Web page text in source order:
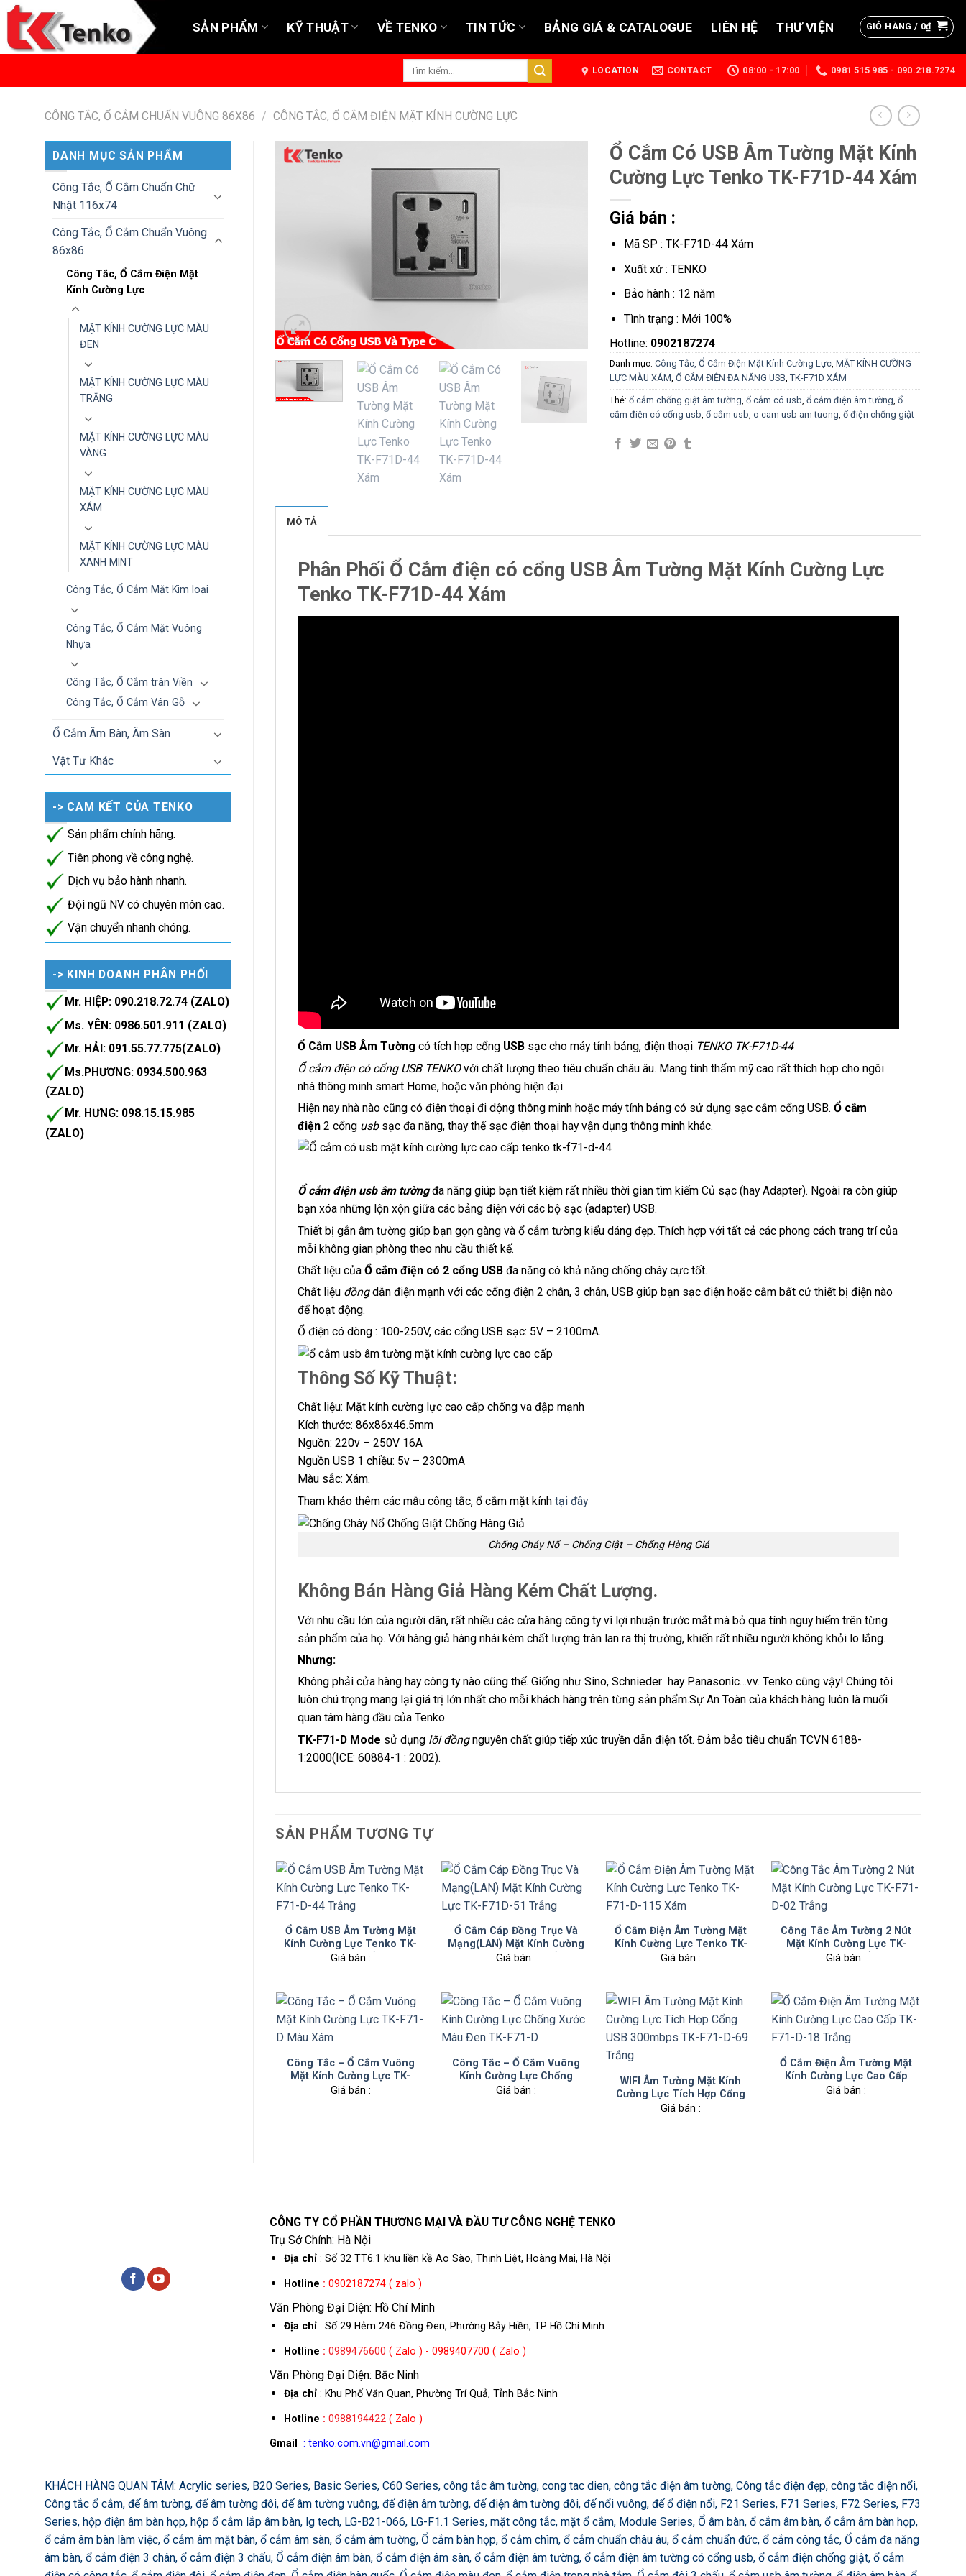
Skip
content
SẢN PHẨM KỸ THUẬT VỀ TENKO TIN TỨC BẢNG GIÁ & CATALOGUE LIÊN HỆ THƯ VIỆN GIỎ HÀNG / 0₫
LOCATION CONTACT 08:00 - 17:00 0981 515 985 - 090.218.7274
CÔNG TẮC, Ổ CẮM CHUẨN VUÔNG 86X86 / CÔNG TẮC, Ổ CẮM ĐIỆN MẶT KÍNH CƯỜNG LỰC
DANH MỤC SẢN PHẨM
Công Tắc, Ổ Cắm Chuẩn Chữ
Nhật 116x74
Công Tắc, Ổ Cắm Chuẩn Vuông
86x86
Công Tắc, Ổ Cắm Điện Mặt
Kính Cường Lực
MẶT KÍNH CƯỜNG LỰC MÀU
ĐEN
MẶT KÍNH CƯỜNG LỰC MÀU
TRẮNG
MẶT KÍNH CƯỜNG LỰC MÀU
VÀNG
MẶT KÍNH CƯỜNG LỰC MÀU
XÁM
MẶT KÍNH CƯỜNG LỰC MÀU
XANH MINT
Công Tắc, Ổ Cắm Mặt Kim loại
Công Tắc, Ổ Cắm Mặt Vuông
Nhựa
Công Tắc, Ổ Cắm tràn Viền
Công Tắc, Ổ Cắm Vân Gỗ
Ổ Cắm Âm Bàn, Âm Sàn
Vật Tư Khác
-> CAM KẾT CỦA TENKO
Sản phẩm chính hãng.
Tiên phong về công nghệ.
Dịch vụ bảo hành nhanh.
Đội ngũ NV có chuyên môn cao.
Vận chuyển nhanh chóng.
-> KINH DOANH PHÂN PHỐI
Mr. HIỆP: 090.218.72.74 (ZALO)
Ms. YÊN: 0986.501.911 (ZALO)
Mr. HẢI: 091.55.77.775(ZALO)
Ms.PHƯƠNG: 0934.500.963
(ZALO)
Mr. HƯNG: 098.15.15.985
(ZALO)
Ổ Cắm Có USB Âm Tường Mặt Kính
Cường Lực Tenko TK-F71D-44 Xám
Giá bán :
Mã SP : TK-F71D-44 Xám
Xuất xứ : TENKO
Bảo hành : 12 năm
Tình trạng : Mới 100%
Hotline: 0902187274
Danh mục: Công Tắc, Ổ Cắm Điện Mặt Kính Cường Lực, MẶT KÍNH CƯỜNG
LỰC MÀU XÁM, Ổ CẮM ĐIỆN ĐA NĂNG USB, TK-F71D XÁM
Thẻ: ổ cắm chống giật âm tường, ổ cắm có usb, ổ cắm điện âm tường, ổ
cắm điện có cổng usb, ổ cắm usb, o cam usb am tuong, ổ điện chống giật
MÔ TẢ
Phân Phối Ổ Cắm điện có cổng USB Âm Tường Mặt Kính Cường Lực
Tenko TK-F71D-44 Xám
Ổ Cắm USB Âm Tường có tích hợp cổng USB sạc cho máy tính bảng, điện thoại TENKO TK-F71D-44
Ổ cắm điện có cổng USB TENKOvới chất lượng theo tiêu chuẩn châu âu. Mang tính thẩm mỹ cao rất thích hợp cho ngôi
nhà thông minh smart Home, hoặc văn phòng hiện đại.
Hiện nay nhà nào cũng có điện thoại đi dộng thông minh hoặc máy tính bảng có sử dụng sạc cắm cổng USB. Ổ cắm
điện 2 cổng usbsạc đa năng, thay thế sạc điện thoại hay vận dụng thông minh khác.
Ổ cắm điện usb âm tườngđa năng giúp bạn tiết kiệm rất nhiều thời gian tìm kiếm Củ sạc (hay Adapter). Ngoài ra còn giúp
bạn xóa những lộn xộn giữa các bảng điện với các bộ sạc (adapter) USB.
Thiết bị gắn âm tường giúp bạn gọn gàng và ổ cắm tường kiểu dáng đẹp. Thích hợp với tất cả các phong cách trang trí của
mỗi không gian phòng theo nhu cầu thiết kế.
Chất liệu của Ổ cắm điện có 2 cổng USB đa năng có khả năng chống cháy cực tốt.
Chất liệu đồngdẫn điện mạnh với các cổng điện 2 chân, 3 chân, USB giúp bạn sạc điện hoặc cắm bất cứ thiết bị điện nào
để hoạt động.
Ổ điện có dòng : 100-250V, các cổng USB sạc: 5V – 2100mA.
Thông Số Kỹ Thuật:
Chất liệu: Mặt kính cường lực cao cấp chống va đập mạnh
Kích thước: 86x86x46.5mm
Nguồn: 220v – 250V 16A
Nguồn USB 1 chiều: 5v – 2300mA
Màu sắc: Xám.
Tham khảo thêm các mẫu công tắc, ổ cắm mặt kính tại đây
Chống Cháy Nổ – Chống Giật – Chống Hàng Giả
Không Bán Hàng Giả Hàng Kém Chất Lượng.
Với nhu cầu lớn của người dân, rất nhiều các cửa hàng công ty vì lợi nhuận trước mắt mà bỏ qua tính nguy hiểm trên từng
sản phẩm của họ. Với hàng giả hàng nhái kém chất lượng tràn lan ra thị trường, khiến rất nhiều người không khỏi lo lắng.
Nhưng:
Không phải cửa hàng hay công ty nào cũng thế. Giống như Sino, Schnieder hay Panasonic…vv. Tenko cũng vậy! Chúng tôi
luôn chú trọng mang lại giá trị lớn nhất cho mỗi khách hàng trên từng sản phẩm.Sự An Toàn của khách hàng luôn là muối
quan tâm hàng đầu của Tenko.
TK-F71-D Mode sử dụng lõi đồngnguyên chất giúp tiếp xúc truyền dẫn điện tốt. Đảm bảo tiêu chuẩn TCVN 6188-
1:2000(ICE: 60884-1 : 2002).
SẢN PHẨM TƯƠNG TỰ
Ổ Cắm USB Âm Tường Mặt
Kính Cường Lực Tenko TK-
F71-D-44 Trắng
Giá bán :
Ổ Cắm Cáp Đồng Trục Và
Mạng(LAN) Mặt Kính Cường
Lực TK-F71D-51 Trắng
Giá bán :
Ổ Cắm Điện Âm Tường Mặt
Kính Cường Lực Tenko TK-
F71-D-115 Xám
Giá bán :
Công Tắc Âm Tường 2 Nút
Mặt Kính Cường Lực TK-
F71-D-02 Trắng
Giá bán :
Công Tắc – Ổ Cắm Vuông
Mặt Kính Cường Lực TK-
F71-D Màu Xám
Giá bán :
Công Tắc – Ổ Cắm Vuông
Kính Cường Lực Chống
Xước Màu Đen TK-F71-D
Giá bán :
WIFI Âm Tường Mặt Kính
Cường Lực Tích Hợp Cổng
USB 300mbps TK-F71-D-69
Giá bán :
Ổ Cắm Điện Âm Tường Mặt
Kính Cường Lực Cao Cấp
TK-F71-D-18 Trắng
Giá bán :
CÔNG TY CỔ PHẦN THƯƠNG MẠI VÀ ĐẦU TƯ CÔNG NGHỆ TENKO
Trụ Sở Chính: Hà Nội
Địa chỉ : Số 32 TT6.1 khu liền kề Ao Sào, Thịnh Liệt, Hoàng Mai, Hà Nội
Hotline : 0902187274 ( zalo )
Văn Phòng Đại Diện: Hồ Chí Minh
Địa chỉ : Số 29 Hẻm 246 Đồng Đen, Phường Bảy Hiền, TP Hồ Chí Minh
Hotline : 0989476600 ( Zalo ) - 0989407700 ( Zalo )
Văn Phòng Đại Diện: Bắc Ninh
Địa chỉ : Khu Phố Văn Quan, Phường Trí Quả, Tỉnh Bắc Ninh
Hotline : 0988194422 ( Zalo )
Gmail : tenko.com.vn@gmail.com
KHÁCH HÀNG QUAN TÂM: Acrylic series, B20 Series, Basic Series, C60 Series, công tắc âm tường, cong tac dien, công tắc điện âm tường, Công tắc điện đẹp, công tắc điện nổi,
Công tắc ổ cắm, đế âm tường, đế âm tường đôi, đế âm tường vuông, đế điện âm tường, đế điện âm tường đôi, đế nổi vuông, đế ổ điện nổi, F21 Series, F71 Series, F72 Series, F73
Series, hộp điện âm bàn họp, hộp ổ cắm lắp âm bàn, lg tech, LG-B21-066, LG-F1.1 Series, mặt công tắc, mặt ổ cắm, Module Series, Ổ âm bàn, ổ cắm âm bàn, ổ cắm âm bàn họp,
ổ cắm âm bàn làm việc, ổ cắm âm mặt bàn, ổ cắm âm sàn, ổ cắm âm tường, Ổ cắm bàn họp, ổ cắm chìm, ổ cắm chuẩn châu âu, ổ cắm chuẩn đức, ổ cắm công tắc, Ổ cắm đa năng
âm bàn, ổ cắm điện 3 chân, ổ cắm điện 3 chấu, Ổ cắm điện âm bàn, ổ cắm điện âm sàn, ổ cắm điện âm tường, ổ cắm điện âm tường có cổng usb, ổ cắm điện chống giật, ổ cắm